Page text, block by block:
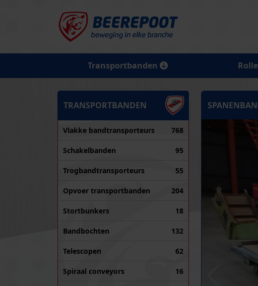
Transportbanden
TRANSPORTBANDEN
Vlakke bandtransporteurs 768
Schakelbanden 95
Trogbandtransporteurs 55
Opvoer transportbanden 204
Stortbunkers 18
Bandbochten 132
Telescopen 62
Spiraal conveyors 16